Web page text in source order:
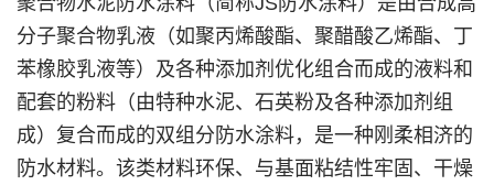
分子聚合物乳液（如聚丙烯酸酯、聚醋酸乙烯酯、丁
苯橡胶乳液等）及各种添加剂优化组合而成的液料和
配套的粉料（由特种水泥、石英粉及各种添加剂组
成）复合而成的双组分防水涂料，是一种刚柔相济的
防水材料。该类材料环保、与基面粘结性牢固、干燥